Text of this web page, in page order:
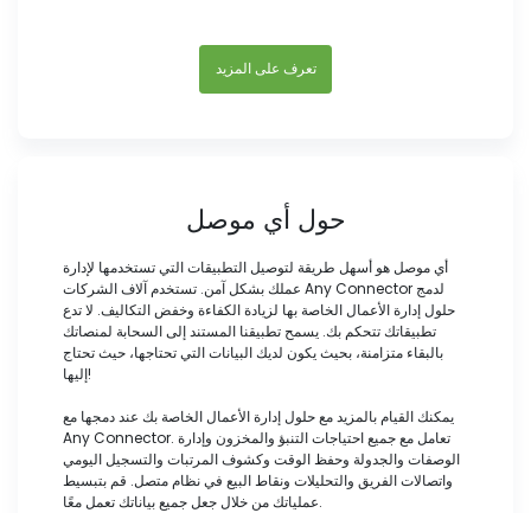
تعرف على المزيد
حول أي موصل
أي موصل هو أسهل طريقة لتوصيل التطبيقات التي تستخدمها لإدارة
عملك بشكل آمن. تستخدم آلاف الشركات Any Connector لدمج
حلول إدارة الأعمال الخاصة بها لزيادة الكفاءة وخفض التكاليف. لا تدع
تطبيقاتك تتحكم بك. يسمح تطبيقنا المستند إلى السحابة لمنصاتك
بالبقاء متزامنة، بحيث يكون لديك البيانات التي تحتاجها، حيث تحتاج
إليها!
يمكنك القيام بالمزيد مع حلول إدارة الأعمال الخاصة بك عند دمجها مع
Any Connector. تعامل مع جميع احتياجات التنبؤ والمخزون وإدارة
الوصفات والجدولة وحفظ الوقت وكشوف المرتبات والتسجيل اليومي
واتصالات الفريق والتحليلات ونقاط البيع في نظام متصل. قم بتبسيط
عملياتك من خلال جعل جميع بياناتك تعمل معًا.